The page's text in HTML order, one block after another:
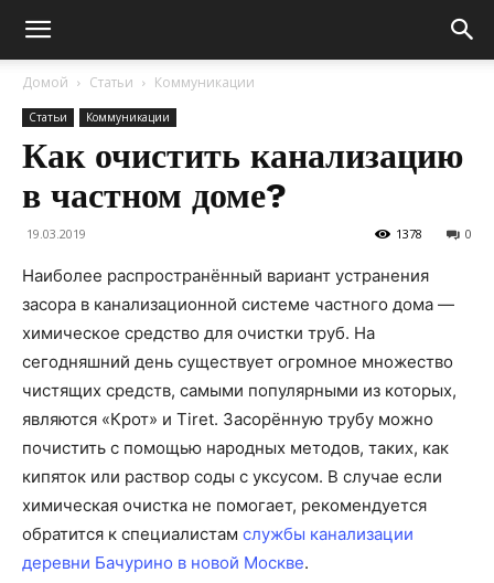
Домой Статьи Коммуникации
Статьи Коммуникации
Как очистить канализацию
в частном доме?
19.03.2019 0
1378
Наиболее распространённый вариант устранения
засора в канализационной системе частного дома —
химическое средство для очистки труб. На
сегодняшний день существует огромное множество
чистящих средств, самыми популярными из которых,
являются «Крот» и Tiret. Засорённую трубу можно
почистить с помощью народных методов, таких, как
кипяток или раствор соды с уксусом. В случае если
химическая очистка не помогает, рекомендуется
обратится к специалистам службы канализации
деревни Бачурино в новой Москве.